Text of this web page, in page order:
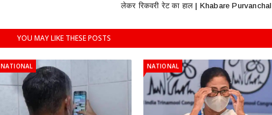
लेकर रिकवरी रेट का हाल | Khabare Purvanchal
YOU MAY LIKE THESE POSTS
NATIONAL NATIONAL